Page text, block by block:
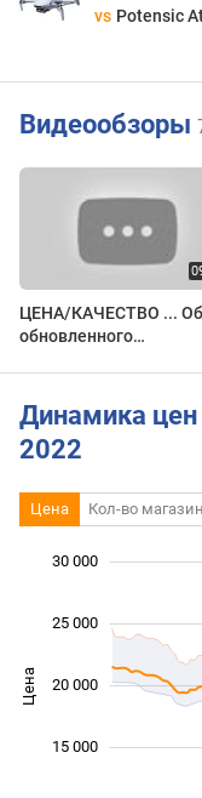
vs Potensic
Видеообзоры
ЦЕНА/КАЧЕСТВО ...
обновленного
Динамика цен
2022
Цена Кол-во
Цена 12 000
30 000
20 000
25 000
15 000